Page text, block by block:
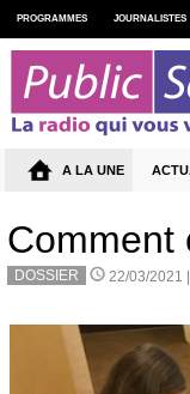
Comment
DOSSIER 22/03/2021 |
PROGRAMMES JOURNALISTES
A LA UNE